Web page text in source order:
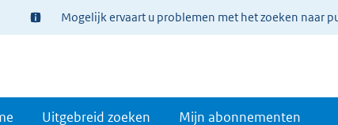
Ter
informatie:
Mogelijk ervaart u problemen met het zoeken naar
Uitgebreid zoeken Mijn abonnementen